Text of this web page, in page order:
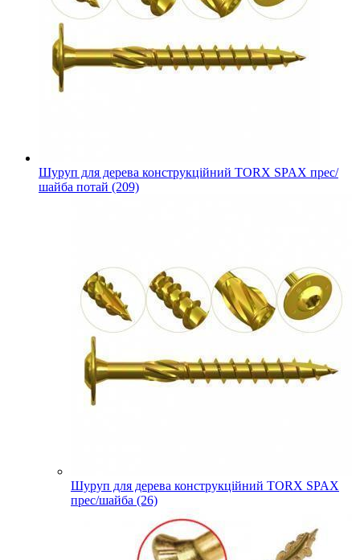
Шуруп для дерева конструкційний TORX SPAX прес/
шайба потай (209)
Шуруп для дерева конструкційний TORX SPAX
прес/шайба (26)